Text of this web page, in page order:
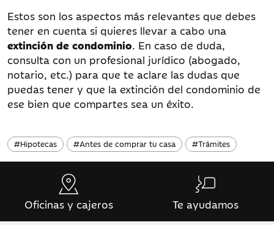
Estos son los aspectos más relevantes que debes
tener en cuenta si quieres llevar a cabo una
extinción de condominio. En caso de duda,
consulta con un profesional jurídico (abogado,
notario, etc.) para que te aclare las dudas que
puedas tener y que la extinción del condominio de
ese bien que compartes sea un éxito.
Hipotecas
# Antes de comprar tu casa
# Trámites
#
Oficinas y cajeros Te ayudamos